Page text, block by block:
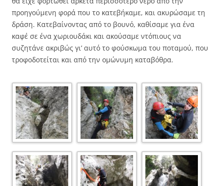
προηγούμενη φορά που το κατεβήκαμε, και ακυρώσαμε τη
δράση. Κατεβαίνοντας από το βουνό, καθίσαμε για ένα
καφέ σε ένα χωριουδάκι και ακούσαμε ντόπιους να
συζητάνε ακριβώς γι’ αυτό το φούσκωμα του ποταμού, που
τροφοδοτείται και από την ομώνυμη καταβόθρα.